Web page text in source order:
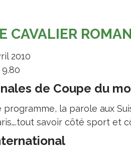
CAVALIER
2010
9.80
de Coupe du
programme, la parole aux
savoir côté sport et